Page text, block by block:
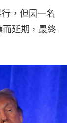
，但因一名
延期，最終